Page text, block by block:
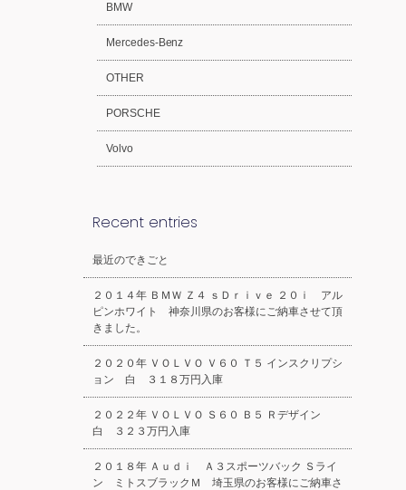
BMW
Mercedes-Benz
OTHER
PORSCHE
Volvo
Recent entries
最近のできごと
２０１４年 ＢＭＷ Ｚ４ ｓＤｒｉｖｅ ２０ｉ アル
ピンホワイト 神奈川県のお客様にご納車させて頂
きました。
２０２０年 ＶＯＬＶＯ Ｖ６０ Ｔ５ インスクリプシ
ョン 白 ３１８万円入庫
２０２２年 ＶＯＬＶＯ Ｓ６０ Ｂ５ Ｒデザイン
白 ３２３万円入庫
２０１８年 Ａｕｄｉ Ａ３スポーツバック Ｓライ
ン ミトスブラックＭ 埼玉県のお客様にご納車さ